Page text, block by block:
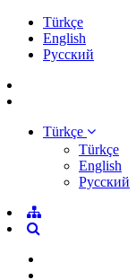
Türkçe
English
Pусский
Türkçe
Türkçe
English
Pусский